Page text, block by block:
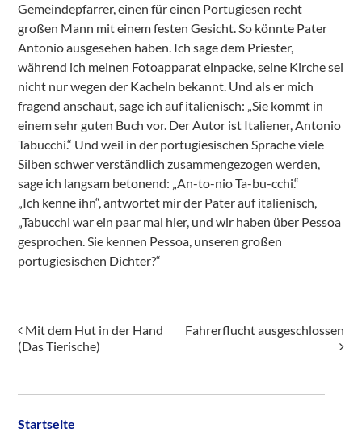
Gemeindepfarrer, einen für einen Portugiesen recht
großen Mann mit einem festen Gesicht. So könnte Pater
Antonio ausgesehen haben. Ich sage dem Priester,
während ich meinen Fotoapparat einpacke, seine Kirche sei
nicht nur wegen der Kacheln bekannt. Und als er mich
fragend anschaut, sage ich auf italienisch: „Sie kommt in
einem sehr guten Buch vor. Der Autor ist Italiener, Antonio
Tabucchi.“ Und weil in der portugiesischen Sprache viele
Silben schwer verständlich zusammengezogen werden,
sage ich langsam betonend: „An-to-nio Ta-bu-cchi.“
„Ich kenne ihn“, antwortet mir der Pater auf italienisch,
„Tabucchi war ein paar mal hier, und wir haben über Pessoa
gesprochen. Sie kennen Pessoa, unseren großen
portugiesischen Dichter?“
Beitragsnavigation
Mit dem Hut in der Hand
(Das Tierische)
Fahrerflucht ausgeschlossen
Startseite